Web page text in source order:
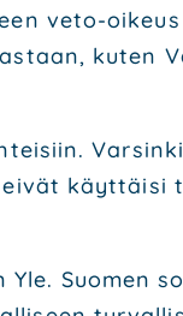
veto-oikeus
kuten
käyt­täi­si
Suo­men